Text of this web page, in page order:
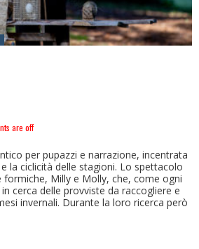
are off
per pupazzi e narrazione, incentrata
la ciclicità delle stagioni. Lo spettacolo
Milly e Molly, che, come ogni
cerca delle provviste da raccogliere e
invernali. Durante la loro ricerca però